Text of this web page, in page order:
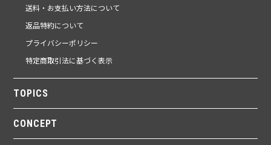
送料・お支払い方法について
返品特約について
プライバシーポリシー
特定商取引法に基づく表示
TOPICS
CONCEPT